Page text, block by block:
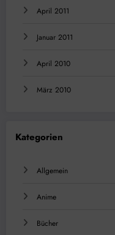
April 2011
Januar 2011
April 2010
März 2010
Kategorien
Allgemein
Anime
Bücher